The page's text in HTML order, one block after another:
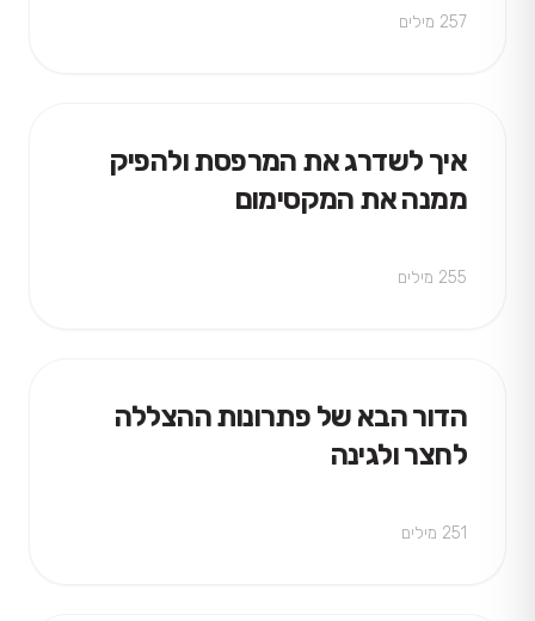
257 מילים
איך לשדרג את המרפסת ולהפיק
ממנה את המקסימום
255 מילים
הדור הבא של פתרונות ההצללה
לחצר ולגינה
251 מילים